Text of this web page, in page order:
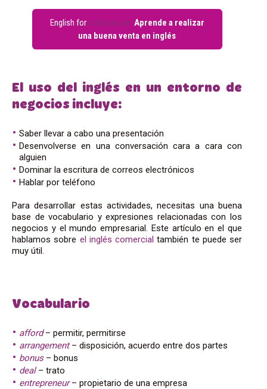
English for salespeople:Aprende a realizar
una buena venta en inglés
El uso del inglés en un entorno de
negocios incluye:
Saber llevar a cabo una presentación
Desenvolverse en una conversación cara a cara con
alguien
Dominar la escritura de correos electrónicos
Hablar por teléfono
Para desarrollar estas actividades, necesitas una buena
base de vocabulario y expresiones relacionadas con los
negocios y el mundo empresarial. Este artículo en el que
hablamos sobre el inglés comercial también te puede ser
muy útil.
Vocabulario
afford– permitir, permitirse
arrangement– disposición, acuerdo entre dos partes
bonus – bonus
deal– trato
entrepreneur– propietario de una empresa